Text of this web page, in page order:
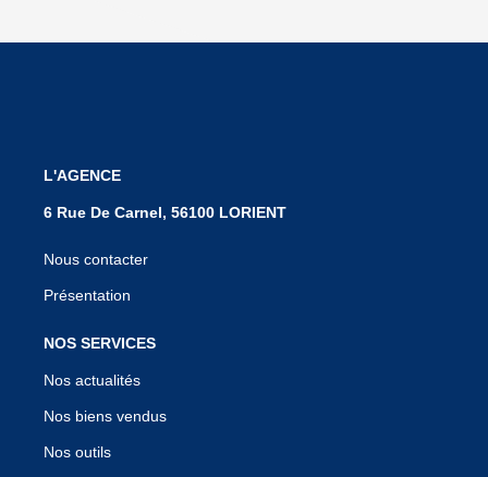
L'AGENCE
6 Rue De Carnel, 56100 LORIENT
Nous contacter
Présentation
NOS SERVICES
Nos actualités
Nos biens vendus
Nos outils